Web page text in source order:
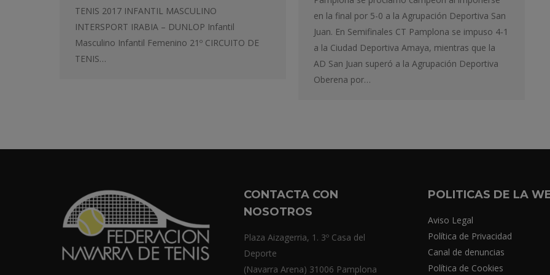
TENIS 2017 INFANTIL MASCULINO
INTERSPORT IRABIA – DUNLOP Infantil
Masculino Infantil Femenino 21º CIRCUITO DE
TENIS…
en la final por 5-0 a la Agrupación Deportiva San
Juan. En Semifinales CT Pamplona se impuso 4-1
a la Ciudad Deportiva Amaya, mientras que la
AD San Juan superó a la Agrupación Deportiva
Oberena por…
CONTACTA CON
NOSOTROS
Plaza Aizagerria, 1. 3º Casa del
Deporte
(Navarra Arena) 31006 Pamplona
POLITICAS DE LA
Aviso Legal
Política de Privacidad
Canal de denuncias
Política de Cookies